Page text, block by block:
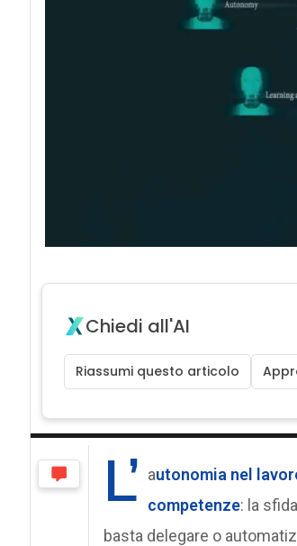
Chiedi all'AI
Riassumi questo articolo
L’ autonomia nel
competenze: la
basta delegare o